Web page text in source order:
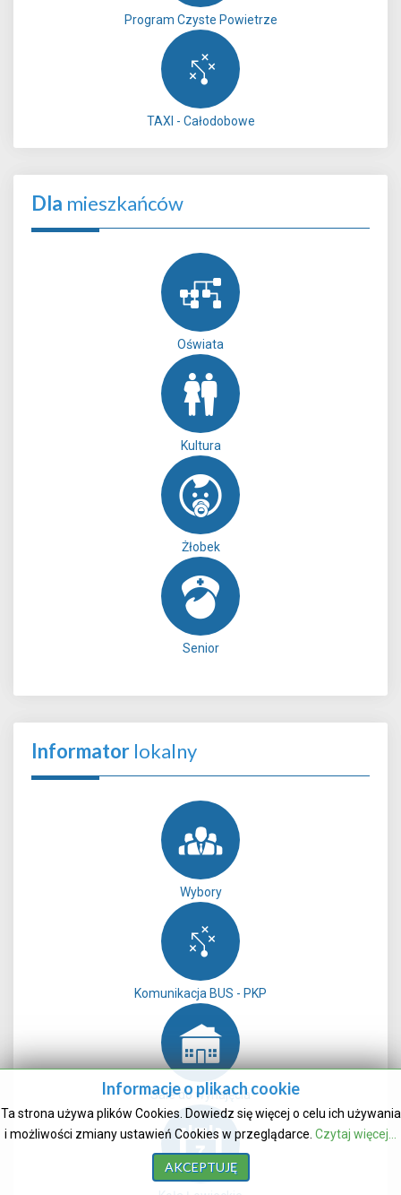
Program Czyste Powietrze
TAXI - Całodobowe
Dla mieszkańców
Oświata
Kultura
Żłobek
Senior
Informator lokalny
Wybory
Komunikacja BUS - PKP
Sale do wynajęcia
Informacje o plikach cookie
Ta strona używa plików Cookies. Dowiedz się więcej o celu ich używania
i możliwości zmiany ustawień Cookies w przeglądarce. Czytaj więcej...
AKCEPTUJĘ